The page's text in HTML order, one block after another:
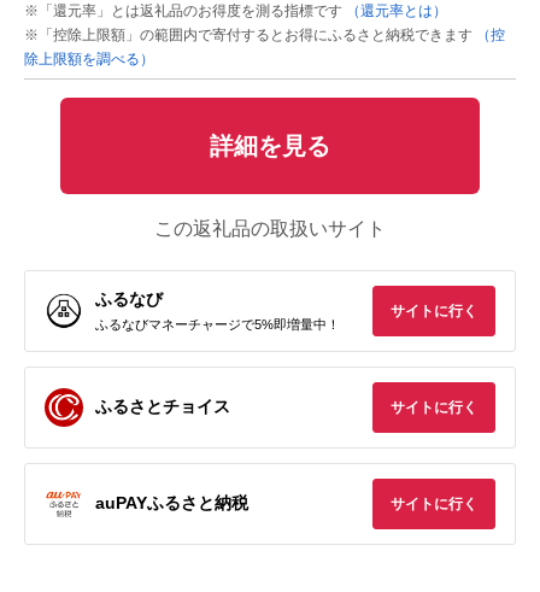
※「還元率」とは返礼品のお得度を測る指標です
（還元率とは）
※「控除上限額」の範囲内で寄付するとお得にふるさと納税できます
（控
除上限額を調べる）
詳細を見る
この返礼品の取扱いサイト
ふるなび
ふるなびマネーチャージで5%即増量中！
サイトに行く
ふるさとチョイス サイトに行く
auPAYふるさと納税 サイトに行く